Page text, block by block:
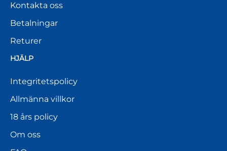
Kontakta oss
Betalningar
Returer
HJÄLP
Integritetspolicy
Allmänna villkor
18 års policy
Om oss